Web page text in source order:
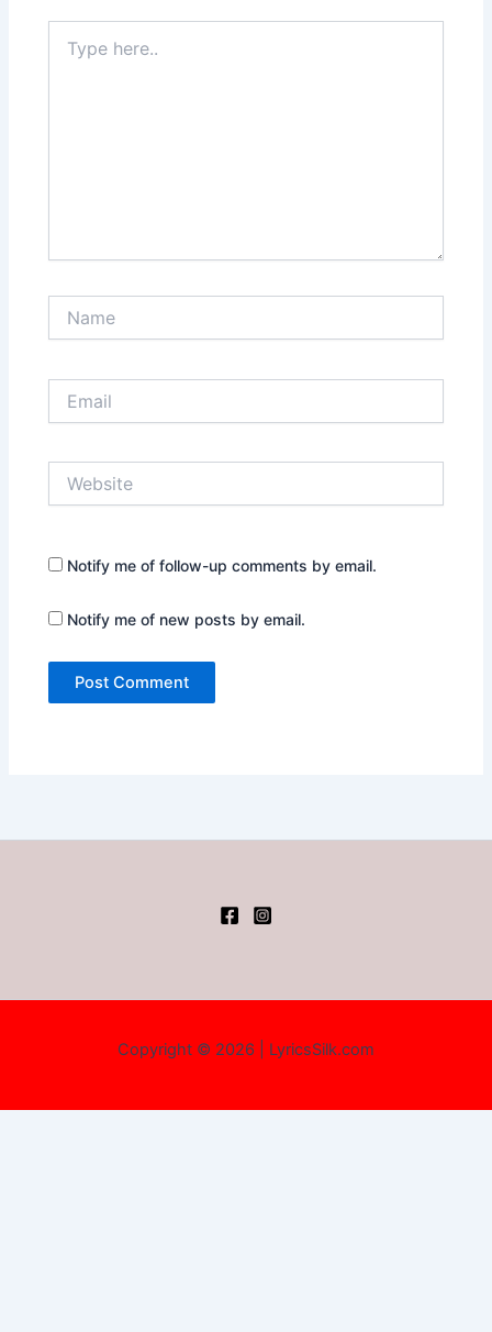
here..
Notify me of follow-up comments by email.
Notify me of new posts by email.
Copyright © 2026 | LyricsSilk.com